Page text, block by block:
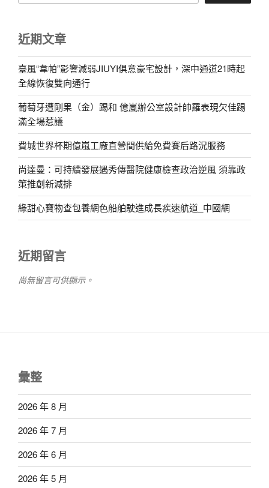
近期文章
臺風“韋帕”影響減弱JIUYI俱意豪宅設計，深中通道21時起
全線恢復雙向通行
葡萄牙遭剛果（金）踢和 億嵐辦公室設計帥羅表現欠佳踢
滿全場惹議
費城世界杯期億嵐工廠直營間供給免費賽后路況服務
尚達曼：可持續發展遇秀傳醫院健康檢查政治逆風 須靠政
策推創新減排
綠甜心寶物查包養網色船舶駛進成長疾速航道_中國網
近期留言
尚無留言可供顯示。
彙整
2026 年 8 月
2026 年 7 月
2026 年 6 月
2026 年 5 月